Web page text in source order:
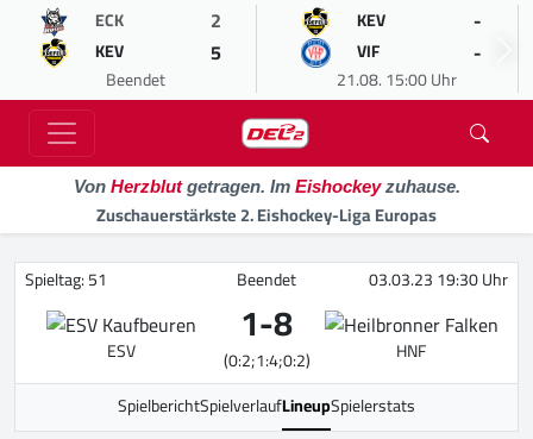
ECK 2
KEV 5
Beendet
KEV -
VIF -
21.08. 15:00 Uhr
Von Herzblutgetragen. Im Eishockeyzuhause.
Zuschauerstärkste 2. Eishockey-Liga Europas
Spieltag: 51 Beendet 03.03.23 19:30 Uhr
ESV 1-8
(0:2;1:4;0:2)
HNF
SpielberichtSpielverlaufLineupSpielerstats